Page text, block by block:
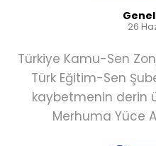
26
Türkiye Kamu-Sen
Türk Eğitim-Sen
kaybetmenin derin
Merhuma Yüce